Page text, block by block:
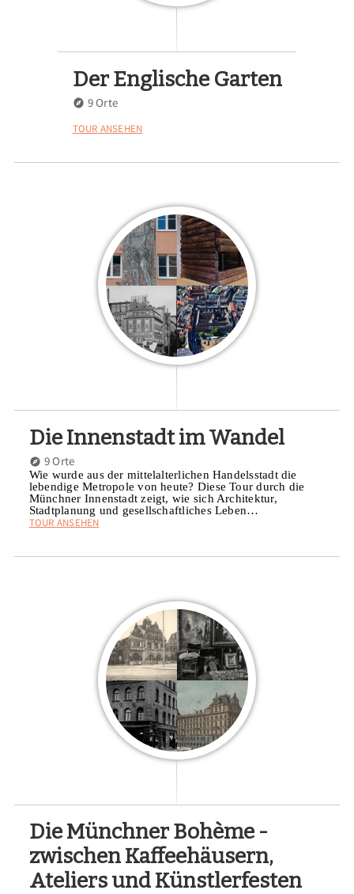
Der Englische Garten
9 Orte
TOUR ANSEHEN
Die Innenstadt im Wandel
9 Orte
Wie wurde aus der mittelalterlichen Handelsstadt die
lebendige Metropole von heute? Diese Tour durch die
Münchner Innenstadt zeigt, wie sich Architektur,
Stadtplanung und gesellschaftliches Leben…
TOUR ANSEHEN
Die Münchner Bohème -
zwischen Kaffeehäusern,
Ateliers und Künstlerfesten